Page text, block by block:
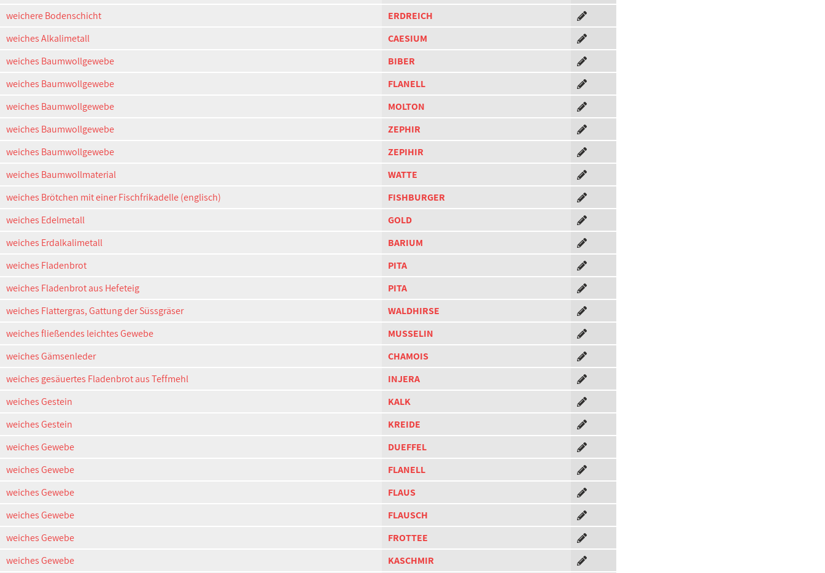
weichere Bodenschicht
ERDREICH
weiches Alkalimetall
CAESIUM
weiches Baumwollgewebe
BIBER
weiches Baumwollgewebe
FLANELL
weiches Baumwollgewebe
MOLTON
weiches Baumwollgewebe
ZEPHIR
weiches Baumwollgewebe
ZEPIHIR
weiches Baumwollmaterial
WATTE
weiches Brötchen mit einer Fischfrikadelle (englisch)
FISHBURGER
weiches Edelmetall
GOLD
weiches Erdalkalimetall
BARIUM
weiches Fladenbrot
PITA
weiches Fladenbrot aus Hefeteig
PITA
weiches Flattergras, Gattung der Süssgräser
WALDHIRSE
weiches fließendes leichtes Gewebe
MUSSELIN
weiches Gämsenleder
CHAMOIS
weiches gesäuertes Fladenbrot aus Teffmehl
INJERA
weiches Gestein
KALK
weiches Gestein
KREIDE
weiches Gewebe
DUEFFEL
weiches Gewebe
FLANELL
weiches Gewebe
FLAUS
weiches Gewebe
FLAUSCH
weiches Gewebe
FROTTEE
weiches Gewebe
KASCHMIR